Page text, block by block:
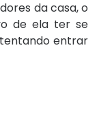
da casa, o
de ela ter se
entrar